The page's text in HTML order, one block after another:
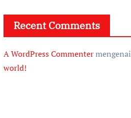
Recent Comments
A WordPress Commentermengenai
world!